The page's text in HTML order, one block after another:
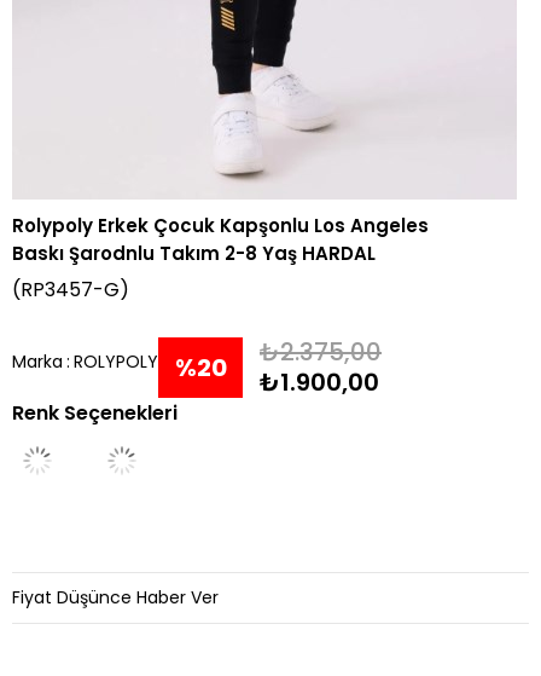
Rolypoly Erkek Çocuk Kapşonlu Los Angeles
Baskı Şarodnlu Takım 2-8 Yaş HARDAL
(RP3457-G)
Marka : ROLYPOLY %20
İndirim
₺2.375,00
₺1.900,00
Renk Seçenekleri
Fiyat Düşünce Haber Ver